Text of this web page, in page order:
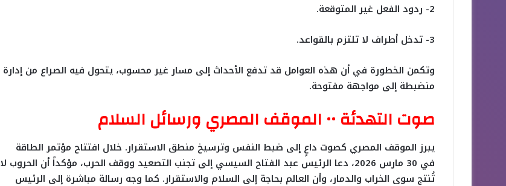
2- ردود الفعل غير المتوقعة.
3- تدخل أطراف لا تلتزم بالقواعد.
وتكمن الخطورة في أن هذه العوامل قد تدفع الأحداث إلى مسار غير محسوب، يتحول فيه الصراع من إدارة
منضبطة إلى مواجهة مفتوحة.
صوت التهدئة •• الموقف المصري ورسائل السلام
يبرز الموقف المصري كصوت داعٍ إلى ضبط النفس وترسيخ منطق الاستقرار. خلال افتتاح مؤتمر الطاقة
في 30 مارس 2026، دعا الرئيس عبد الفتاح السيسي إلى تجنب التصعيد ووقف الحرب، مؤكداً أن الحروب لا
تُنتج سوى الخراب والدمار، وأن العالم بحاجة إلى السلام والاستقرار. كما وجه رسالة مباشرة إلى الرئيس